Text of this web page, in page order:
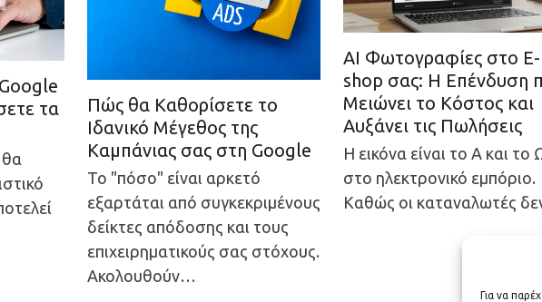
Για να
τα
Πώς θα Καθορίσετε το
Ιδανικό Μέγεθος της
Καμπάνιας σας στη Google
Το "πόσο" είναι αρκετό
εξαρτάται από συγκεκριμένους
δείκτες απόδοσης και τους
επιχειρηματικούς σας στόχους.
Ακολουθούν…
AI Φωτογραφίες στο E-
shop σας: Η Επένδυση
Μειώνει το Κόστος και
Αυξάνει τις Πωλήσεις
Η εικόνα είναι το Α και το
στο ηλεκτρονικό εμπόριο.
Καθώς οι καταναλωτές